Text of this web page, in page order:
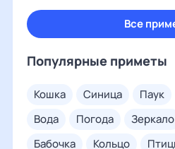
Все
Популярные приметы
кошка синица паук
вода
погода зеркало
бабочка
кольцо